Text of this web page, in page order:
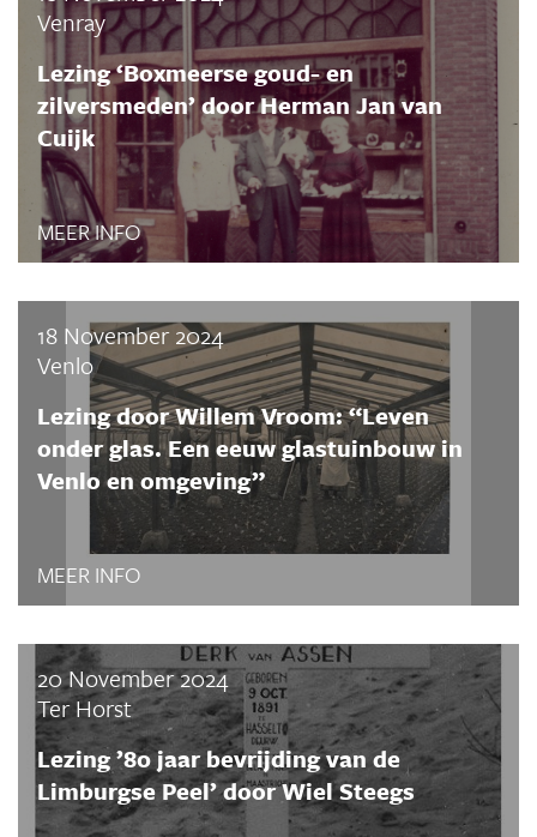
Venray
Lezing ‘Boxmeerse goud- en
zilversmeden’ door Herman Jan van
Cuijk
MEER INFO
18 November 2024
Venlo
Lezing door Willem Vroom: “Leven
onder glas. Een eeuw glastuinbouw in
Venlo en omgeving”
MEER INFO
20 November 2024
Ter Horst
Lezing ’80 jaar bevrijding van de
Limburgse Peel’ door Wiel Steegs